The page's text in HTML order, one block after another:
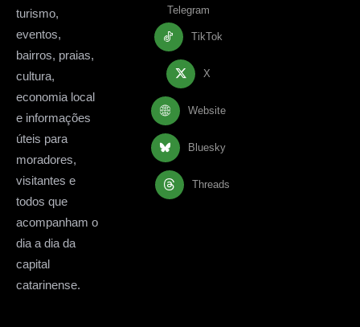
turismo,
eventos,
bairros, praias,
cultura,
economia local
e informações
úteis para
moradores,
visitantes e
todos que
acompanham o
dia a dia da
capital
catarinense.
Telegram
TikTok
X
Website
Bluesky
Threads